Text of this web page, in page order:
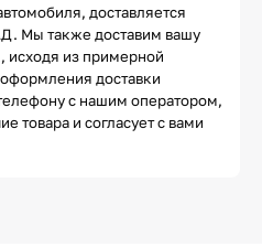
доставляется
Мы также доставим вашу
из примерной
доставки
с нашим оператором,
товара и согласует с вами